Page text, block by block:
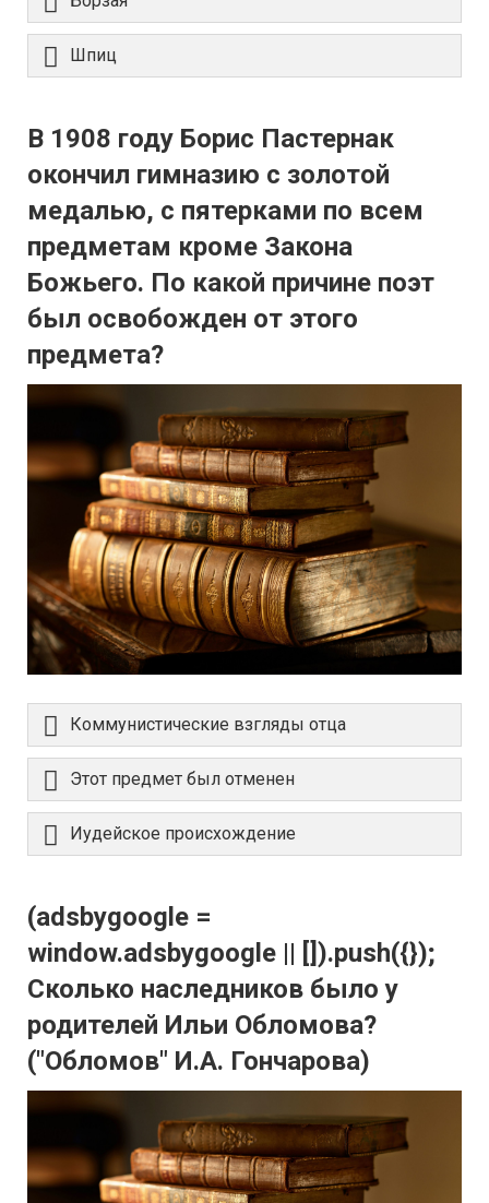
Шпиц
В 1908 году Борис Пастернак
окончил гимназию с золотой
медалью, с пятерками по всем
предметам кроме Закона
Божьего. По какой причине поэт
был освобожден от этого
предмета?
Коммунистические взгляды отца
Этот предмет был отменен
Иудейское происхождение
(adsbygoogle =
window.adsbygoogle || []).push({});
Сколько наследников было у
родителей Ильи Обломова?
("Обломов" И.А. Гончарова)